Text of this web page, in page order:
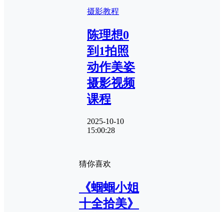
摄影教程
陈理想0
到1拍照
动作美姿
摄影视频
课程
2025-10-10
15:00:28
猜你喜欢
《蝈蝈小姐
十全拾美》